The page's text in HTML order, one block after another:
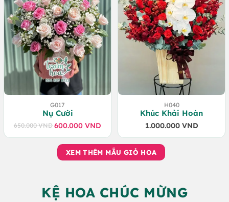
G017
Nụ Cười
650.000VND Giá
gốc
là:
650.000 VND.
600.000VND
Giá
hiện
tại
600.000 VND.
H040
Khúc Khải Hoàn
1.000.000 VND
XEM THÊM MẪU GIỎ HOA
KỆ HOA CHÚC MỪNG